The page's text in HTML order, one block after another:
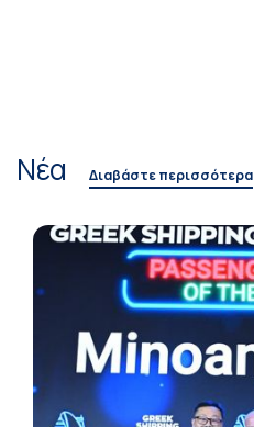
Νέα Διαβάστε περισσότερα